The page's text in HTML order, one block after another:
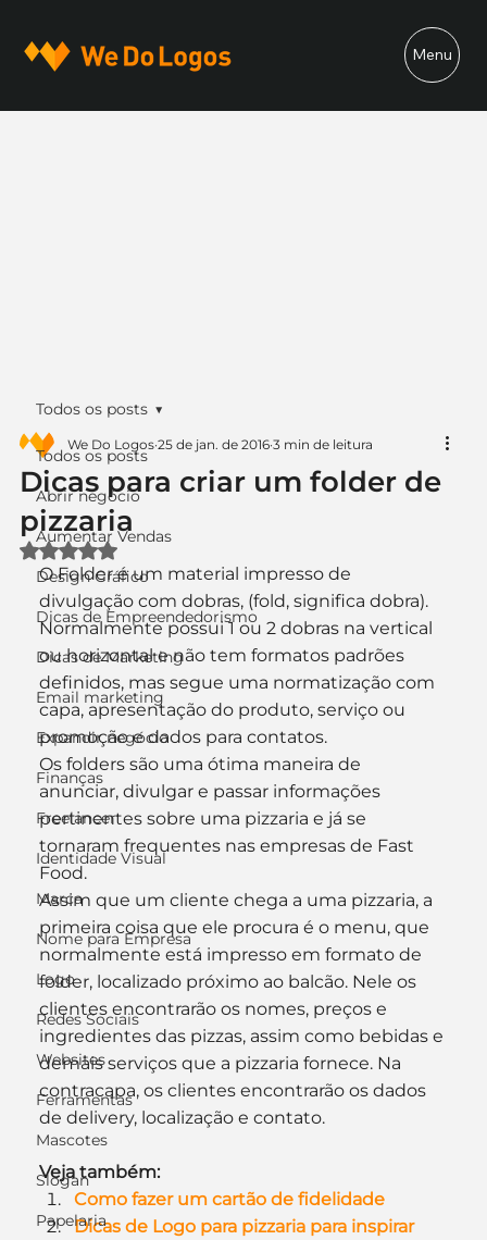
Menu
Todos os posts
Abrir negócio
Aumentar Vendas
Design Gráfico
Dicas de Empreendedorismo
Dicas de Marketing
Email marketing
Expandir negócio
Finanças
Freelancer
Identidade Visual
Marca
Nome para Empresa
Logo
Redes Sociais
Websites
Ferramentas
Mascotes
Slogan
Papelaria
Todos os posts
Dicas para criar um folder de
pizzaria
We Do Logos 25 de jan. de 2016 3 min de leitura
Avaliado com NaN de 5 estrelas.
O Folder é um material impresso de
divulgação com dobras, (fold, significa dobra).
Normalmente possui 1 ou 2 dobras na vertical
ou horizontal e não tem formatos padrões
definidos, mas segue uma normatização com
capa, apresentação do produto, serviço ou
promoção e dados para contatos.
Os folders são uma ótima maneira de
anunciar, divulgar e passar informações
pertinentes sobre uma pizzaria e já se
tornaram frequentes nas empresas de Fast
Food.
Assim que um cliente chega a uma pizzaria, a
primeira coisa que ele procura é o menu, que
normalmente está impresso em formato de
folder, localizado próximo ao balcão. Nele os
clientes encontrarão os nomes, preços e
ingredientes das pizzas, assim como bebidas e
demais serviços que a pizzaria fornece. Na
contracapa, os clientes encontrarão os dados
de delivery, localização e contato.
Veja também:
Como fazer um cartão de fidelidade
Dicas de Logo para pizzaria para inspirar